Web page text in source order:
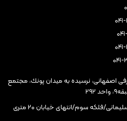
اصفهانى، نرسيده به ميدان پونك، مجتمع
کارخانه : تبریز/شهرک سردار سلیمانی/فلکه سوم/انتهای خیابان ۲۰ متری